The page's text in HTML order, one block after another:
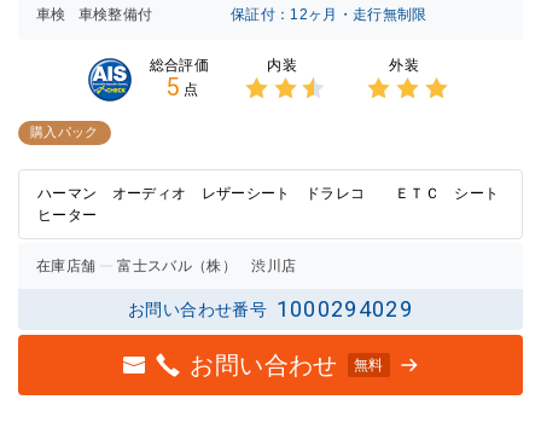
車検
車検整備付 保証付：12ヶ月・走行無制限
総合評価
5 点
内装 外装
購入パック
ハーマン オーディオ レザーシート ドラレコ ＥＴＣ シート
ヒーター
在庫店舗 富士スバル（株） 渋川店
お問い合わせ番号 1000294029
お問い合わせ 無料